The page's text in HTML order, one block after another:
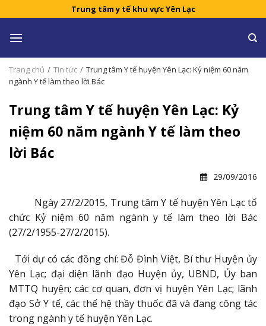
to
content
Trung tâm y tế khu vực Yên Lạc
Trang chủ / Tin tức / Trung tâm Y tế huyện Yên Lạc: Kỷ niệm 60 năm
ngành Y tế làm theo lời Bác
Trung tâm Y tế huyện Yên Lạc: Kỷ
niệm 60 năm ngành Y tế làm theo
lời Bác
29/09/2016
Ngày 27/2/2015, Trung tâm Y tế huyện Yên Lạc tổ
chức Kỷ niệm 60 năm ngành y tế làm theo lời Bác
(27/2/1955-27/2/2015).
Tới dự có các đồng chí: Đỗ Đình Việt, Bí thư Huyện ủy
Yên Lạc; đại diện lãnh đạo Huyện ủy, UBND, Ủy ban
MTTQ huyện; các cơ quan, đơn vị huyện Yên Lạc; lãnh
đạo Sở Y tế, các thế hệ thầy thuốc đã và đang công tác
trong ngành y tế huyện Yên Lạc.